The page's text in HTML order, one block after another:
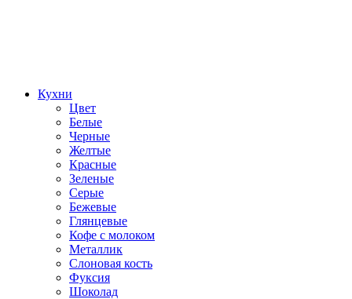
Кухни
Цвет
Белые
Черные
Желтые
Красные
Зеленые
Серые
Бежевые
Глянцевые
Кофе с молоком
Металлик
Слоновая кость
Фуксия
Шоколад